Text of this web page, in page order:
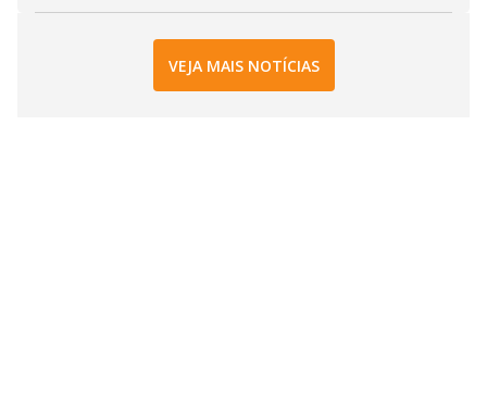
VEJA MAIS NOTÍCIAS